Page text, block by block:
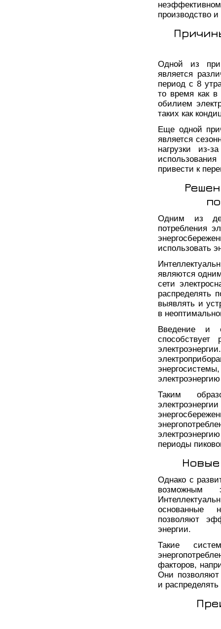
производство
Одной из
является
период с 8
то время как в
обилием
таких как
Еще одной
является
нагрузки из-
привести к
Одним из
потребления
использовать
являются
сети
распределять
выявлять и
в
Введение и
Таким
периоды
Однако с
возможным
основанные
позволяют
энергии.
Такие
факторов,
Они позволяют
и